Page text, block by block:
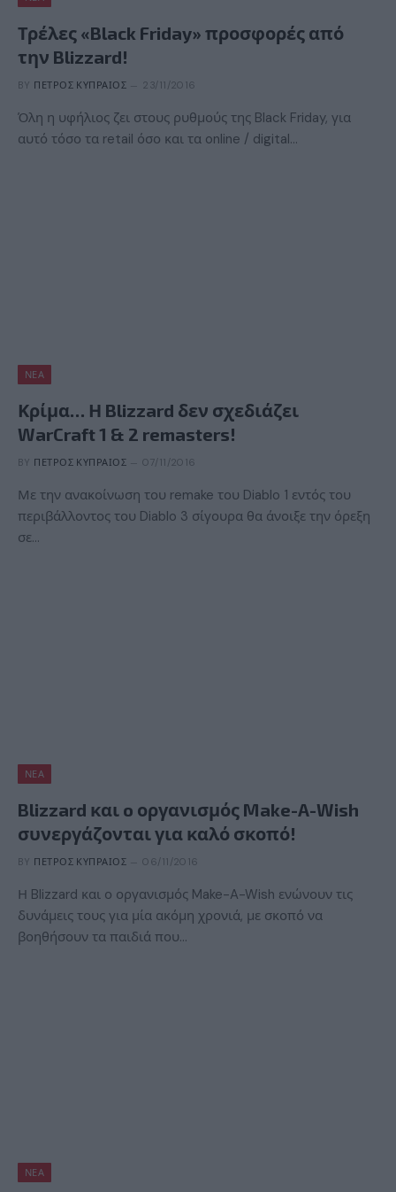
Τρέλες «Black Friday» προσφορές από
την Blizzard!
BY ΠΈΤΡΟΣ ΚΥΠΡΑΊΟΣ 23/11/2016
Όλη η υφήλιος ζει στους ρυθμούς της Black Friday, για
αυτό τόσο τα retail όσο και τα online / digital…
ΝΈΑ
Κρίμα… Η Blizzard δεν σχεδιάζει
WarCraft 1 & 2 remasters!
BY ΠΈΤΡΟΣ ΚΥΠΡΑΊΟΣ 07/11/2016
Με την ανακοίνωση του remake του Diablo 1 εντός του
περιβάλλοντος του Diablo 3 σίγουρα θα άνοιξε την όρεξη
σε…
ΝΈΑ
Blizzard και o οργανισμός Make-A-Wish
συνεργάζονται για καλό σκοπό!
BY ΠΈΤΡΟΣ ΚΥΠΡΑΊΟΣ 06/11/2016
Η Blizzard και ο οργανισμός Make-A-Wish ενώνουν τις
δυνάμεις τους για μία ακόμη χρονιά, με σκοπό να
βοηθήσουν τα παιδιά που…
ΝΈΑ